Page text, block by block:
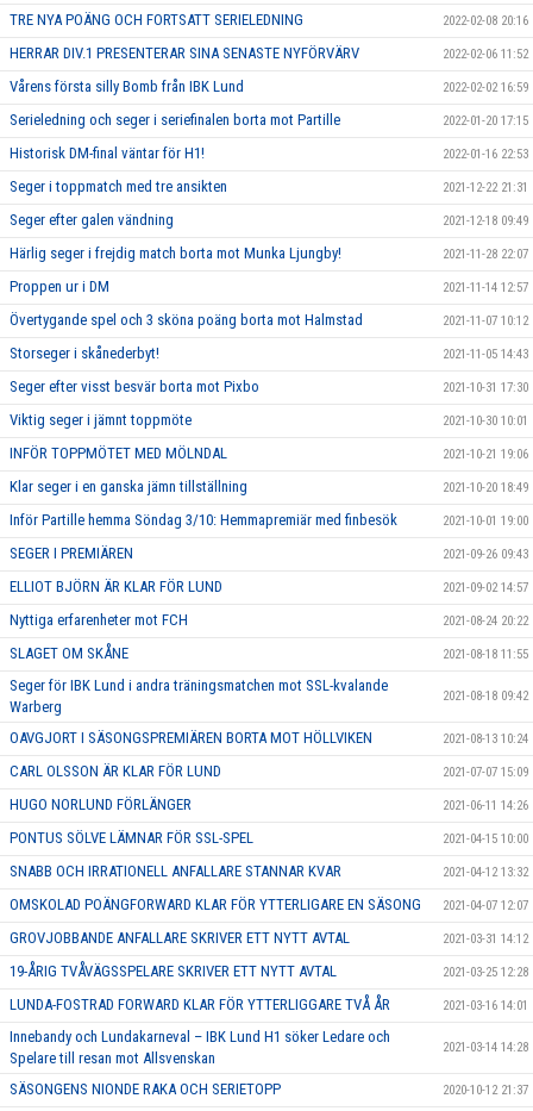
TRE NYA POÄNG OCH FORTSATT SERIELEDNING 2022-02-08 20:16
HERRAR DIV.1 PRESENTERAR SINA SENASTE NYFÖRVÄRV 2022-02-06 11:52
Vårens första silly Bomb från IBK Lund 2022-02-02 16:59
Serieledning och seger i seriefinalen borta mot Partille 2022-01-20 17:15
Historisk DM-final väntar för H1! 2022-01-16 22:53
Seger i toppmatch med tre ansikten 2021-12-22 21:31
Seger efter galen vändning 2021-12-18 09:49
Härlig seger i frejdig match borta mot Munka Ljungby! 2021-11-28 22:07
Proppen ur i DM 2021-11-14 12:57
Övertygande spel och 3 sköna poäng borta mot Halmstad 2021-11-07 10:12
Storseger i skånederbyt! 2021-11-05 14:43
Seger efter visst besvär borta mot Pixbo 2021-10-31 17:30
Viktig seger i jämnt toppmöte 2021-10-30 10:01
INFÖR TOPPMÖTET MED MÖLNDAL 2021-10-21 19:06
Klar seger i en ganska jämn tillställning 2021-10-20 18:49
Inför Partille hemma Söndag 3/10: Hemmapremiär med finbesök 2021-10-01 19:00
SEGER I PREMIÄREN 2021-09-26 09:43
ELLIOT BJÖRN ÄR KLAR FÖR LUND 2021-09-02 14:57
Nyttiga erfarenheter mot FCH 2021-08-24 20:22
SLAGET OM SKÅNE 2021-08-18 11:55
Seger för IBK Lund i andra träningsmatchen mot SSL-kvalande
Warberg
2021-08-18 09:42
OAVGJORT I SÄSONGSPREMIÄREN BORTA MOT HÖLLVIKEN 2021-08-13 10:24
CARL OLSSON ÄR KLAR FÖR LUND 2021-07-07 15:09
HUGO NORLUND FÖRLÄNGER 2021-06-11 14:26
PONTUS SÖLVE LÄMNAR FÖR SSL-SPEL 2021-04-15 10:00
SNABB OCH IRRATIONELL ANFALLARE STANNAR KVAR 2021-04-12 13:32
OMSKOLAD POÄNGFORWARD KLAR FÖR YTTERLIGARE EN SÄSONG 2021-04-07 12:07
GROVJOBBANDE ANFALLARE SKRIVER ETT NYTT AVTAL 2021-03-31 14:12
19-ÅRIG TVÅVÄGSSPELARE SKRIVER ETT NYTT AVTAL 2021-03-25 12:28
LUNDA-FOSTRAD FORWARD KLAR FÖR YTTERLIGGARE TVÅ ÅR 2021-03-16 14:01
Innebandy och Lundakarneval – IBK Lund H1 söker Ledare och
Spelare till resan mot Allsvenskan
2021-03-14 14:28
SÄSONGENS NIONDE RAKA OCH SERIETOPP 2020-10-12 21:37